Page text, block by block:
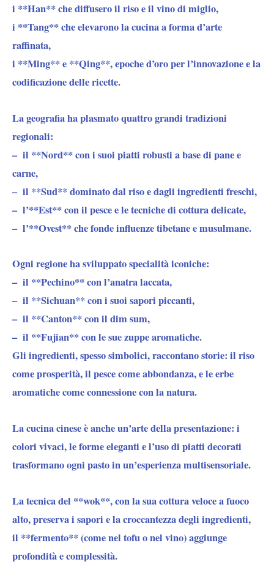
i **Han**che diffusero il riso e il vino di miglio,
i **Tang**che elevarono la cucina a forma d’arte
raffinata,
i **Ming**e **Qing**, epoche d’oro per l’innovazione e la
codificazione delle ricette.
La geografiaha plasmato quattro grandi tradizioni
regionali:
– il **Nord**con i suoi piatti robusti a base di pane e
carne,
– il **Sud**dominato dal riso e dagli ingredienti freschi,
– l’**Est**con il pesce e le tecnichedi cottura delicate,
– l’**Ovest**che fonde influenzetibetane e musulmane.
Ogni regione ha sviluppato specialità iconiche:
– il **Pechino**con l’anatra laccata,
– il **Sichuan**con i suoi sapori piccanti,
– il **Canton**con il dim sum,
– il **Fujian**con le sue zuppe aromatiche.
Gli ingredienti, spesso simbolici, raccontano storie: il riso
come prosperità, il pesce come abbondanza, e le erbe
aromatiche come connessione con la natura.
La cucina cinese è ancheun’arte della presentazione: i
colori vivaci, le forme eleganti e l’uso di piatti decorati
trasformano ogni pasto in un’esperienza multisensoriale.
La tecnica del **wok**, con la sua cottura veloce a fuoco
alto, preserva i sapori e la croccantezza degli ingredienti,
il **fermento**(comenel tofu o nel vino) aggiunge
profondità e complessità.